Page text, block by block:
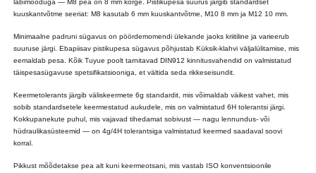
läbimõõduga — M8 pea on 8 mm kõrge. Pistikupesa suurus järgib standardset
kuuskantvõtme seeriat: M8 kasutab 6 mm kuuskantvõtme, M10 8 mm ja M12 10 mm.
Minimaalne padruni sügavus on pöördemomendi ülekande jaoks kriitiline ja varieerub
suuruse järgi. Ebapiisav pistikupesa sügavus põhjustab Küksik-klahvi väljalülitamise, mis
eemaldab pesa. Kõik Tuyue poolt tarnitavad DIN912 kinnitusvahendid on valmistatud
täispesasügavuse spetsifikatsiooniga, et vältida seda rikkeseisundit.
Keermetolerants järgib väliskeermete 6g standardit, mis võimaldab väikest vahet, mis
sobib standardsetele keermestatud aukudele, mis on valmistatud 6H tolerantsi järgi.
Kokkupanekute puhul, mis vajavad tihedamat sobivust — nagu lennundus- või
hüdraulikasüsteemid — on 4g/4H tolerantsiga valmistatud keermed saadaval soovi
korral.
Pikkust mõõdetakse pea alt kuni keermeotsani, mis vastab ISO konventsioonile